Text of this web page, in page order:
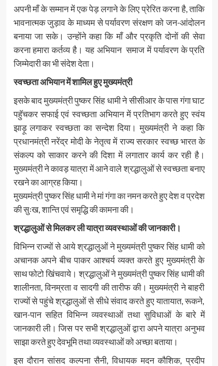
अपनी माँ के सम्मान में एक पेड़ लगाने के लिए प्रेरित करना है, ताकि
भावनात्मक जुड़ाव के माध्यम से पर्यावरण संरक्षण को जन-आंदोलन
बनाया जा सके। उन्होंने कहा कि माँ और प्रकृति दोनों की सेवा
करना हमारा कर्तव्य है। यह अभियान समाज में पर्यावरण के प्रति
जिम्मेदारी का भी संदेश देता।
स्वच्छता अभियान में शामिल हुए मुख्यमंत्री
इसके बाद मुख्यमंत्री पुष्कर सिंह धामी ने सीसीआर के पास गंगा घाट
पहुॅचकर सफाई एवं स्वच्छता अभियान में प्रतिभाग करते हुए स्वंय
झाड़ू लगाकर स्वच्छता का सन्देश दिया। मुख्यमंत्री ने कहा कि
प्रधानमंत्री नरेंद्र मोदी के नेतृत्व में राज्य सरकार स्वच्छ भारत के
संकल्प को साकार करने की दिशा में लगातार कार्य कर रही है।
मुख्यमंत्री ने कावड़ यात्रा में आने वाले श्रद्धालुओं से स्वच्छता बनाए
रखने का आग्रह किया।
मुख्यमंत्री पुष्कर सिंह धामी ने मां गंगा का नमन करते हुए देश व प्रदेश
की सुःख, शान्ति एवं समृद्धि की कामना की।
श्रद्धालुओं से मिलकर ली यात्रा व्यवस्थाओं की जानकारी।
विभिन्न राज्यों से आये श्रद्धालुओं ने मुख्यमंत्री पुष्कर सिंह धामी को
अचानक अपने बीच पाकर आश्चर्य व्यक्त करते हुए मुख्यमंत्री के
साथ फोटो खिंचवाये। श्रद्धालुओं ने मुख्यमंत्री पुष्कर सिंह धामी की
शालीनता, विनम्रता व सादगी की तारीफ की। मुख्यमंत्री ने बाहरी
राज्यों से पहुंचे श्रद्धालुओं से सीधे संवाद करते हुए यातायात, रूकने,
खान-पान सहित विभिन्न व्यवस्थाओं तथा सुविधाओं के बारे में
जानकारी ली। जिस पर सभी श्रद्धालुओं द्वारा अपने यात्रा अनुभव
साझा करते हुए देवभूमि तथा व्यवस्थाओं को अच्छा बताया।
इस दौरान सांसद कल्पना सैनी, विधायक मदन कौशिक, प्रदीप